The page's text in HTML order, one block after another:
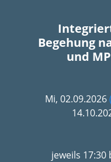
Begehung
und
Mi, 02.09.2026
jeweils